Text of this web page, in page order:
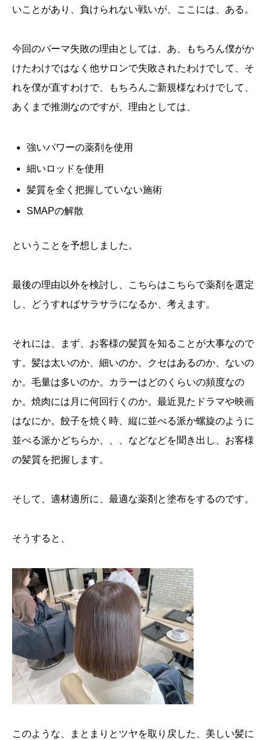
いことがあり、負けられない戦いが、ここには、ある。
今回のパーマ失敗の理由としては、あ、もちろん僕がか
けたわけではなく他サロンで失敗されたわけでして、そ
れを僕が直すわけで、もちろんご新規様なわけでして、
あくまで推測なのですが、理由としては、
強いパワーの薬剤を使用
細いロッドを使用
髪質を全く把握していない施術
SMAPの解散
ということを予想しました。
最後の理由以外を検討し、こちらはこちらで薬剤を選定
し、どうすればサラサラになるか、考えます。
それには、まず、お客様の髪質を知ることが大事なので
す。髪は太いのか、細いのか。クセはあるのか、ないの
か。毛量は多いのか。カラーはどのくらいの頻度なの
か。焼肉には月に何回行くのか。最近見たドラマや映画
はなにか。餃子を焼く時、縦に並べる派か螺旋のように
並べる派かどちらか、、、などなどを聞き出し、お客様
の髪質を把握します。
そして、適材適所に、最適な薬剤と塗布をするのです。
そうすると、
このような、まとまりとツヤを取り戻した、美しい髪に